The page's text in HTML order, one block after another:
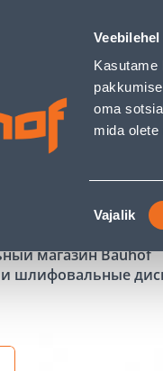
Kasutame
oma
mida
Nõusoleku
valik
Vajalik
CERAMIC 60 - Bauhof
Обслуживание
магазин Bauhof
шлифовальные